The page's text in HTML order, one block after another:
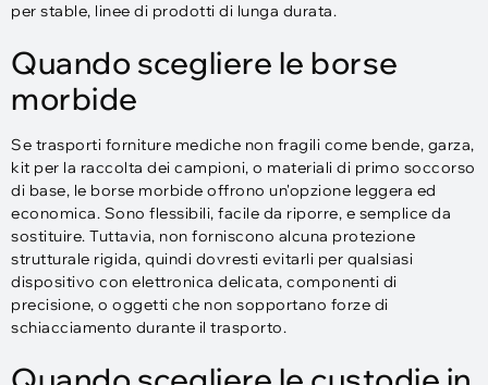
per stable, linee di prodotti di lunga durata.
Quando scegliere le borse
morbide
Se trasporti forniture mediche non fragili come bende, garza,
kit per la raccolta dei campioni, o materiali di primo soccorso
di base, le borse morbide offrono un'opzione leggera ed
economica. Sono flessibili, facile da riporre, e semplice da
sostituire. Tuttavia, non forniscono alcuna protezione
strutturale rigida, quindi dovresti evitarli per qualsiasi
dispositivo con elettronica delicata, componenti di
precisione, o oggetti che non sopportano forze di
schiacciamento durante il trasporto.